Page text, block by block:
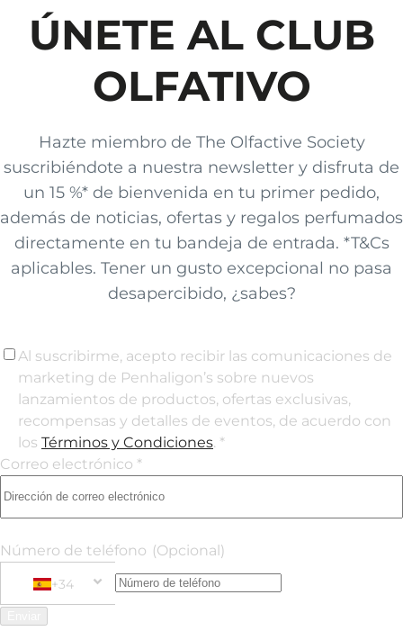
ÚNETE AL CLUB
OLFATIVO
Hazte miembro de The Olfactive Society
suscribiéndote a nuestra newsletter y disfruta de
un 15 %* de bienvenida en tu primer pedido,
además de noticias, ofertas y regalos perfumados
directamente en tu bandeja de entrada. *T&Cs
aplicables. Tener un gusto excepcional no pasa
desapercibido, ¿sabes?
Al suscribirme, acepto recibir las comunicaciones de
marketing de Penhaligon’s sobre nuevos
lanzamientos de productos, ofertas exclusivas,
recompensas y detalles de eventos, de acuerdo con
los Términos y Condiciones. *
Correo electrónico *
Número de teléfono (Opcional)
+34
+34 Spain (España)
Phone Number